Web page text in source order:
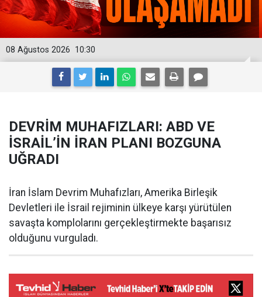
10:30
08 Ağustos 2026
DEVRİM MUHAFIZLARI: ABD VE
İSRAİL’İN İRAN PLANI BOZGUNA
UĞRADI
İran İslam Devrim Muhafızları, Amerika Birleşik
Devletleri ile İsrail rejiminin ülkeye karşı yürütülen
savaşta komplolarını gerçekleştirmekte başarısız
olduğunu vurguladı.